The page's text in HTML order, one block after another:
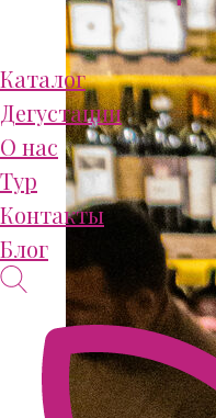
Каталог
Дегустации
О нас
Тур
Контакты
Блог